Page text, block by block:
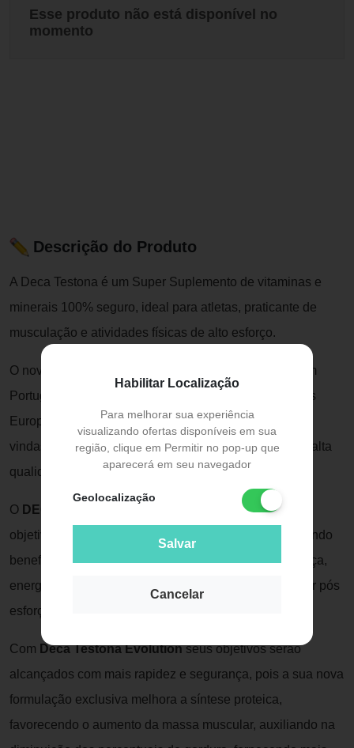
Habilitar Localização
Para melhorar sua experiência
visualizando ofertas disponíveis em sua
região, clique em Permitir no pop-up que
aparecerá em seu navegador
Geolocalização
Salvar
Cancelar
Esse produto não está disponível no
momento
Descrição do Produto
A Deca Testona é um Super Suplemento de vitaminas e
minerais 100% seguro, ideal para atletas, praticante de
musculação e atividades físicas de alto esforço.
O novo
é fabricado em
Portugal e atende as mais exigentes normas sanitárias
Europeias. Produzido com matérias primas exclusivas
vindas dos Estados Unidos e Suiça, garantem a mais alta
qualidade para um suplemento esportivo.
O DECA TESTONA EVOLUTION
te auxilia em seus
objetivos de melhorar níveis de testosterona, promovendo
benefícios direto em seus treinos, fornecendo mais força,
energia, resistência, definição e regeneração muscular pós
esforço.
Com Deca Testona Evolutionseus objetivos serão
alcançados com mais rapidez e segurança, pois a sua nova
formulação exclusiva melhora a síntese proteica,
favorecendo o aumento da massa muscular, auxiliando na